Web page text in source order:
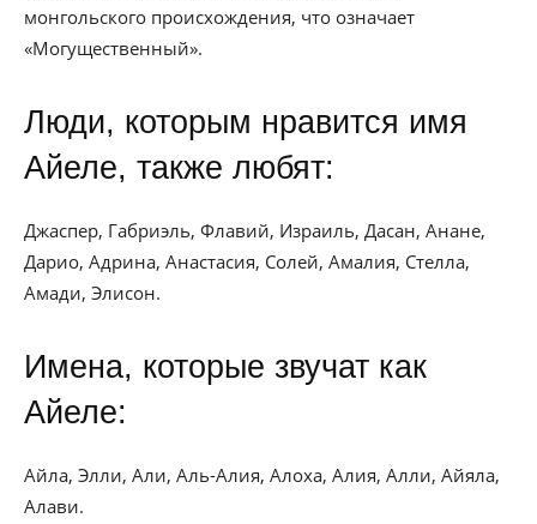
монгольского происхождения, что означает
«Могущественный».
Люди, которым нравится имя
Айеле, также любят:
Джаспер, Габриэль, Флавий, Израиль, Дасан, Анане,
Дарио, Адрина, Анастасия, Солей, Амалия, Стелла,
Амади, Элисон.
Имена, которые звучат как
Айеле:
Айла, Элли, Али, Аль-Алия, Алоха, Алия, Алли, Айяла,
Алави.